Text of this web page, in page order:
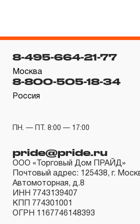
эксплуатации данного
3.4.3 На группы шарнирно-
ключей разводных и трубных
разнообразными рабочими
устанавливается срок
рабочие поверхности потеряли
3.4.4 Пневмомеханический
элементы пневмоподготовки и
оборудование, попадает под
гарантии», срок которой
месяцев.
8-495-664-21-77
Москва
8-800-505-18-34
Россия
ПН. — ПТ. 8:00 — 17:00
pride@pride.ru
ООО «Торговый Дом ПРАЙД»
Почтовый адрес: 125438, г.
Автомоторная, д.8
ИНН 7743139407
КПП 774301001
ОГРН 1167746148393